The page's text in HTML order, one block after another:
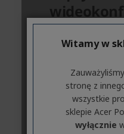
Witamy w
stronę z
wszystkie
sklepie Acer
wyłącznie